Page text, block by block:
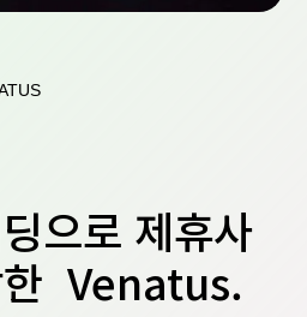
으로 제휴사
한 Venatus.